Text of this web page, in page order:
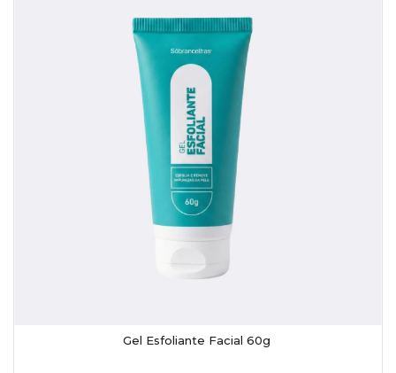
Gel Esfoliante Facial 60g